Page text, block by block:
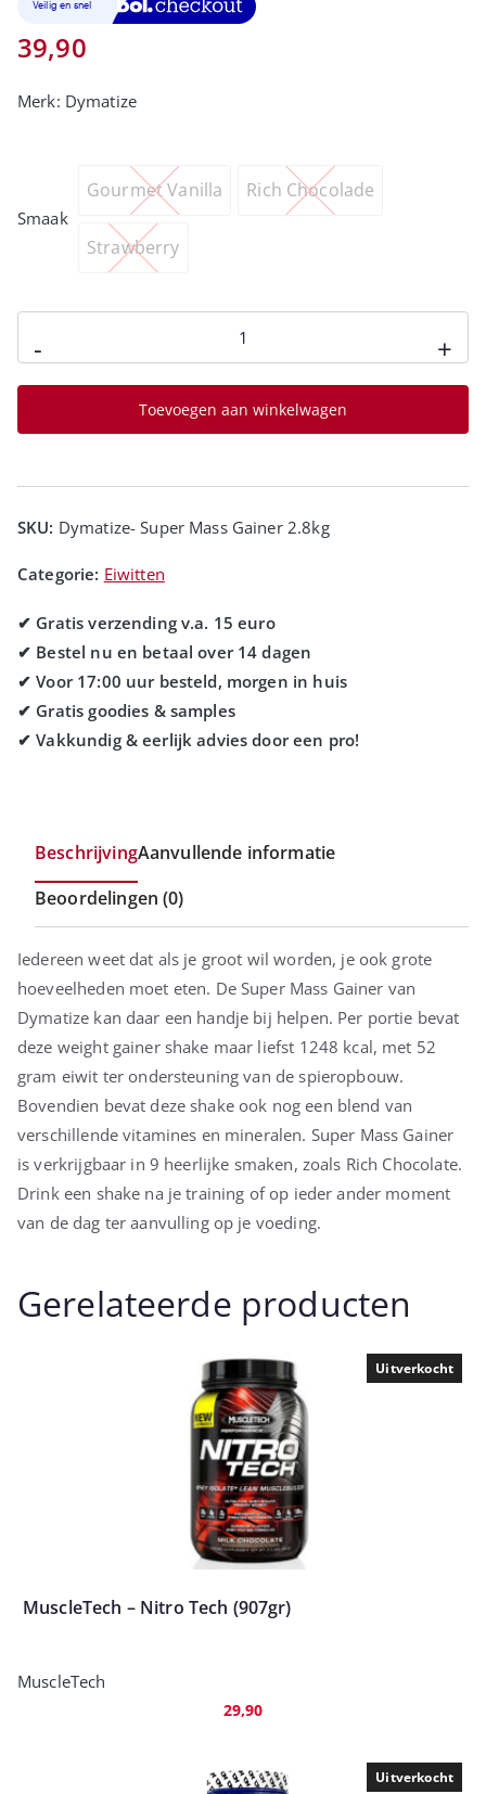
39,90
Merk: Dymatize
Smaak
Gourmet Vanilla Rich Chocolade
Strawberry
- +
Toevoegen aan winkelwagen
SKU: Dymatize- Super Mass Gainer 2.8kg
Categorie: Eiwitten
BeschrijvingAanvullende informatie
Beoordelingen (0)
Iedereen weet dat als je groot wil worden, je ook grote
hoeveelheden moet eten. De Super Mass Gainer van
Dymatize kan daar een handje bij helpen. Per portie bevat
deze weight gainer shake maar liefst 1248 kcal, met 52
gram eiwit ter ondersteuning van de spieropbouw.
Bovendien bevat deze shake ook nog een blend van
verschillende vitamines en mineralen. Super Mass Gainer
is verkrijgbaar in 9 heerlijke smaken, zoals Rich Chocolate.
Drink een shake na je training of op ieder ander moment
van de dag ter aanvulling op je voeding.
Gerelateerde producten
Uitverkocht
MuscleTech – Nitro Tech (907gr)
MuscleTech
29,90
Uitverkocht